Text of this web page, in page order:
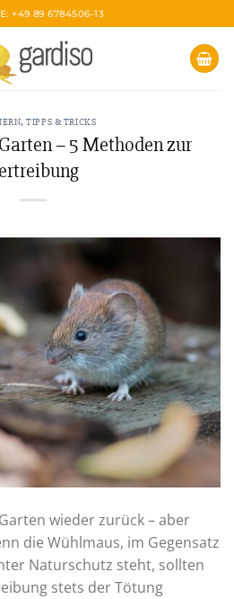
+49 89 6784506-13
,TIPPS & TRICKS
– 5 Methoden zur
wieder zurück – aber
die Wühlmaus, im Gegensatz
Naturschutz steht, sollten
stets der Tötung